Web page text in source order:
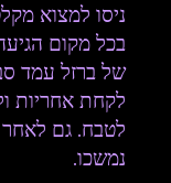
ניסו למצוא
בכל מקום
של ברזל עמד
לקחת אחריות
לטבח. גם לאחר
נמשכו.